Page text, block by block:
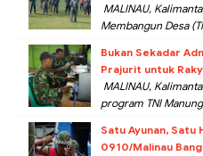
MALINAU,
Membangun Desa
Bukan Sekadar
Prajurit untuk
MALINAU,
program TNI
Satu Ayunan, Satu
0910/Malinau